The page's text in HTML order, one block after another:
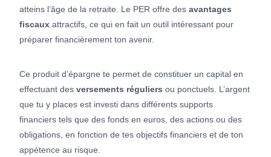
atteins l’âge de la retraite. Le PER offre des avantages
fiscaux attractifs, ce qui en fait un outil intéressant pour
préparer financièrement ton avenir.
Ce produit d’épargne te permet de constituer un capital en
effectuant des versements réguliers ou ponctuels. L’argent
que tu y places est investi dans différents supports
financiers tels que des fonds en euros, des actions ou des
obligations, en fonction de tes objectifs financiers et de ton
appétence au risque.